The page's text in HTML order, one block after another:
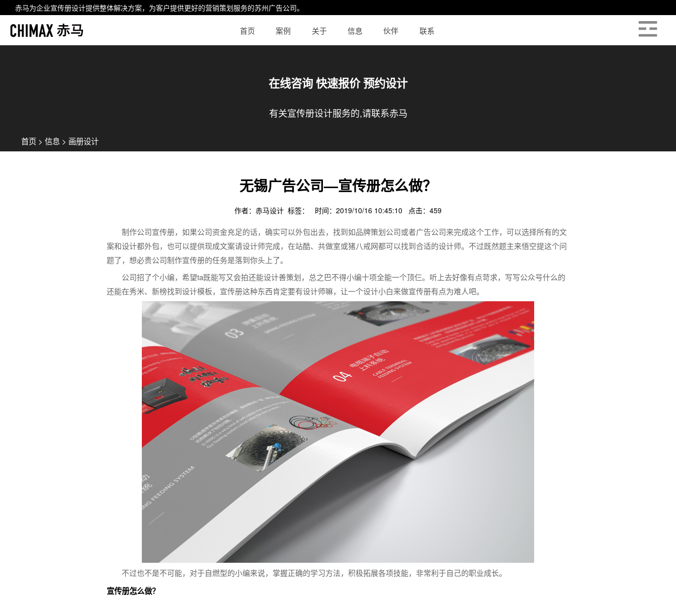
赤马为企业宣传册设计提供整体解决方案，为客户提供更好的营销策划服务的苏州广告公司。
首页 案例 关于 信息 伙伴 联系
在线咨询 快速报价 预约设计
有关宣传册设计服务的,请联系赤马
首页 > 信息 > 画册设计
无锡广告公司—宣传册怎么做？
作者：赤马设计 标签： 时间：2019/10/16 10:45:10 点击： 459
制作公司宣传册，如果公司资金充足的话，确实可以外包出去，找到如品牌策划公司或者广告公司来完成这个工作，可以选择所有的文
案和设计都外包，也可以提供现成文案请设计师完成，在站酷、共做室或猪八戒网都可以找到合适的设计师。不过既然题主来悟空提这个问
题了，想必贵公司制作宣传册的任务是落到你头上了。
公司招了个小编，希望ta既能写又会拍还能设计善策划，总之巴不得小编十项全能一个顶仨。听上去好像有点苛求，写写公众号什么的
还能在秀米、新榜找到设计模板，宣传册这种东西肯定要有设计师嘛，让一个设计小白来做宣传册有点为难人吧。
不过也不是不可能，对于自燃型的小编来说，掌握正确的学习方法，积极拓展各项技能，非常利于自己的职业成长。
宣传册怎么做？